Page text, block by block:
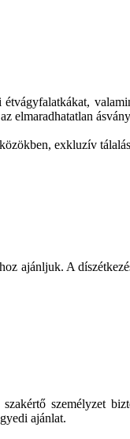
elmaradhatatlan
exkluzív
ajánljuk. A
személyzet
ajánlat.